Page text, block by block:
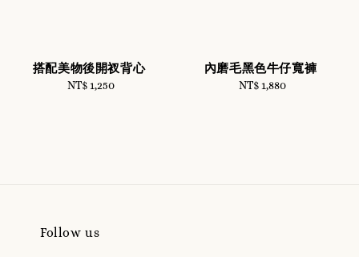
搭配美物後開衩背心
Regular
NT$ 1,250
內磨毛黑色牛仔寬褲
Regular
NT$ 1,880
Follow us